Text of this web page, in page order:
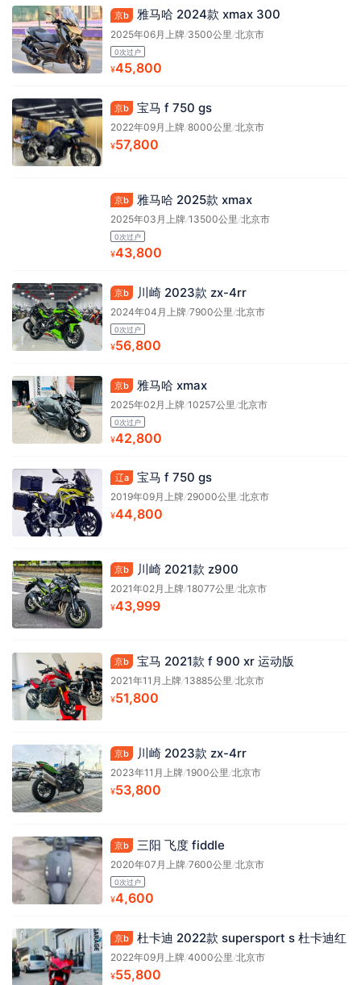
京b 雅马哈 2024款 xmax 300
2025年06月上牌/3500公里 /北京市
0次过户
¥45,800
京b 宝马 f 750 gs
2022年09月上牌/8000公里 /北京市
¥57,800
京b 雅马哈 2025款 xmax
2025年03月上牌/13500公里 /北京市
0次过户
¥43,800
京b 川崎 2023款 zx-4rr
2024年04月上牌/7900公里 /北京市
0次过户
¥56,800
京b 雅马哈 xmax
2025年02月上牌/10257公里 /北京市
0次过户
¥42,800
辽a 宝马 f 750 gs
2019年09月上牌/29000公里/北京市
¥44,800
京b 川崎 2021款 z900
2021年02月上牌/18077公里/北京市
¥43,999
京b 宝马 2021款 f 900 xr 运动版
2021年11月上牌/13885公里/北京市
¥51,800
京b 川崎 2023款 zx-4rr
2023年11月上牌/1900公里/北京市
¥53,800
京b 三阳 飞度 fiddle
2020年07月上牌/7600公里/北京市
0次过户
¥4,600
京b 杜卡迪 2022款 supersport s 杜卡迪红
2022年09月上牌/4000公里/北京市
¥55,800